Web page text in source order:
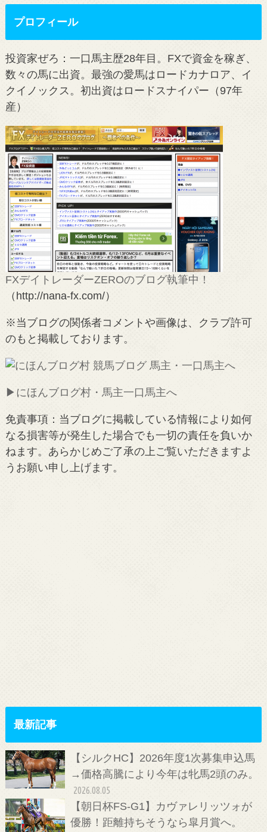
プロフィール
投資家ぜろ：一口馬主歴28年目。FXで資金を稼ぎ、
数々の馬に出資。最強の愛馬はロードカナロア、イ
クイノックス。初出資はロードスナイパー（97年
産）
FXデイトレーダーZEROのブログ執筆中！
（http://nana-fx.com/）
※当ブログの関係者コメントや画像は、クラブ許可
のもと掲載しております。
▶︎にほんブログ村・馬主一口馬主へ
免責事項：当ブログに掲載している情報により如何
なる損害等が発生した場合でも一切の責任を負いか
ねます。あらかじめご了承の上ご覧いただきますよ
うお願い申し上げます。
最新記事
【シルクHC】2026年度1次募集申込馬
→価格高騰により今年は牝馬2頭のみ。
2026.08.05
【朝日杯FS-G1】カヴァレリッツォが
優勝！距離持ちそうなら皐月賞へ。